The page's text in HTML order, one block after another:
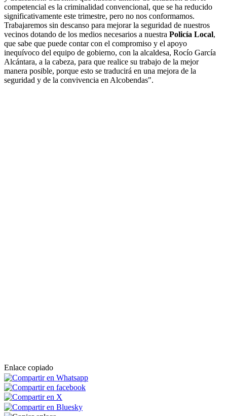
competencial es la criminalidad convencional, que se ha reducido
significativamente este trimestre, pero no nos conformamos.
Trabajaremos sin descanso para mejorar la seguridad de nuestros
vecinos dotando de los medios necesarios a nuestra Policía Local,
que sabe que puede contar con el compromiso y el apoyo
inequívoco del equipo de gobierno, con la alcaldesa, Rocío García
Alcántara, a la cabeza, para que realice su trabajo de la mejor
manera posible, porque esto se traducirá en una mejora de la
seguridad y de la convivencia en Alcobendas".
Enlace copiado